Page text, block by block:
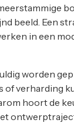
beeld. Een
in een
worden
of verharding
hoort de